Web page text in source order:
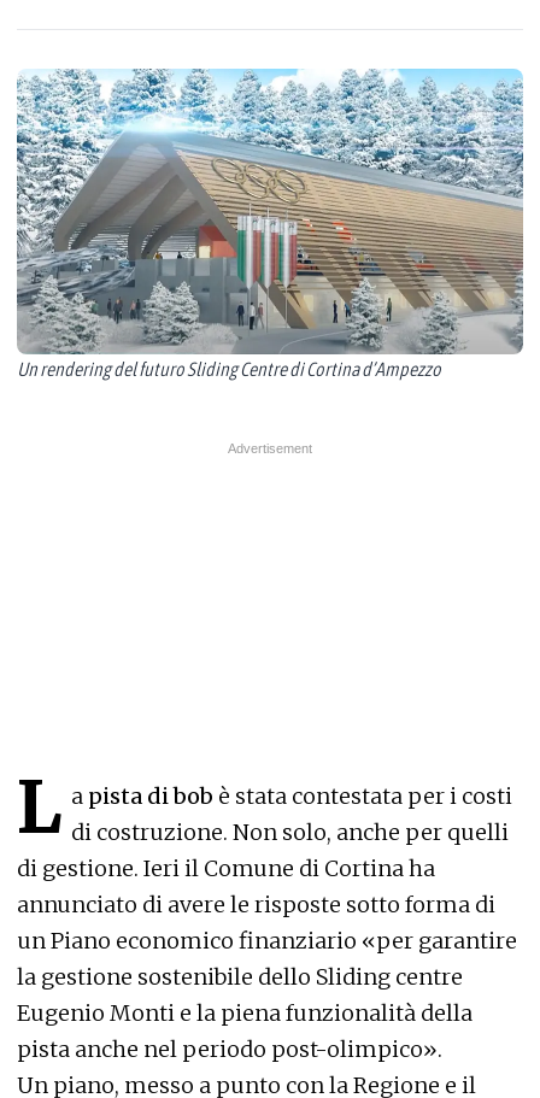
Un rendering del futuro Sliding Centre di Cortina d’Ampezzo
L a pista di bob è stata contestata per i costi
di costruzione. Non solo, anche per quelli
di gestione. Ieri il Comune di Cortina ha
annunciato di avere le risposte sotto forma di
un Piano economico finanziario «per garantire
la gestione sostenibile dello Sliding centre
Eugenio Monti e la piena funzionalità della
pista anche nel periodo post-olimpico».
Un piano, messo a punto con la Regione e il